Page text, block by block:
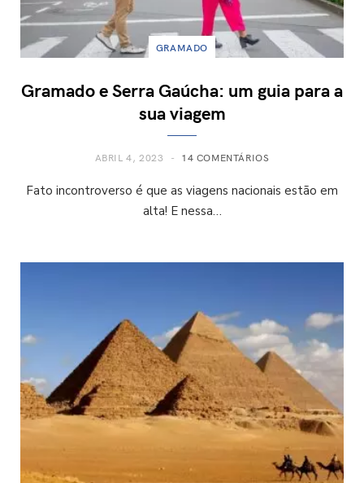
GRAMADO
Gramado e Serra Gaúcha: um guia para a
sua viagem
ABRIL 4, 2023 14 COMENTÁRIOS
Fato incontroverso é que as viagens nacionais estão em
alta! E nessa…